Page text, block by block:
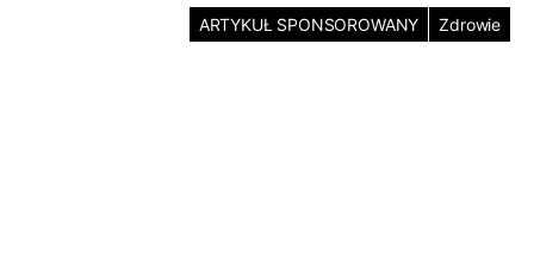
ARTYKUŁ SPONSOROWANY Zdrowie